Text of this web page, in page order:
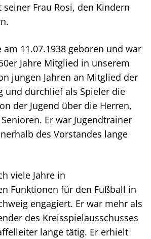
Frau Rosi, den Kindern
11.07.1938 geboren und war
Jahre Mitglied in unserem
jungen Jahren an Mitglied der
und durchlief als Spieler die
der Jugend über die Herren,
Er war Jugendtrainer
des Vorstandes lange
viele Jahre in
Funktionen für den Fußball in
engagiert. Er war mehr als
des Kreisspielausschusses
lange tätig. Er erhielt